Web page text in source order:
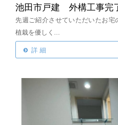
池田市戸建 外構工事完
先週ご紹介させていただいたお宅
植栽を優しく...
詳 細